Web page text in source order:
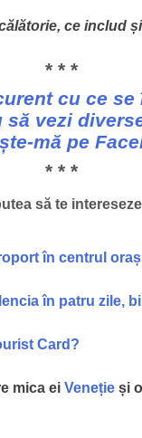
ce includ
* * *
cu ce se
să vezi
mă pe
* * *
să te
în centrul
în patru zile,
Card?
mica ei Veneție și